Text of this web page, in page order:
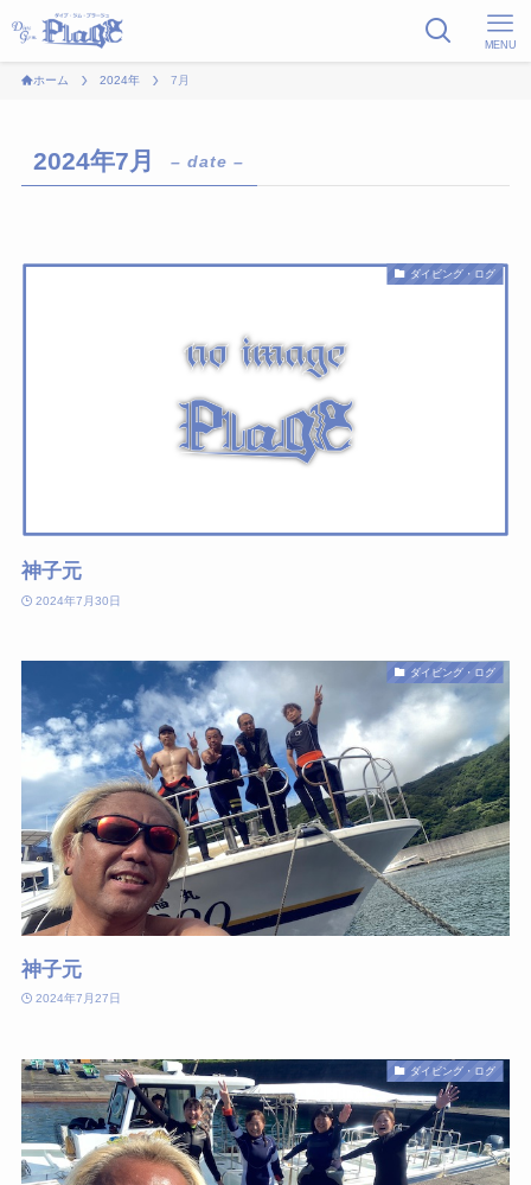
MENU
ホーム 2024年 7月
2024年7月 – date –
ダイビング・ログ
神子元
2024年7月30日
ダイビング・ログ
神子元
2024年7月27日
ダイビング・ログ